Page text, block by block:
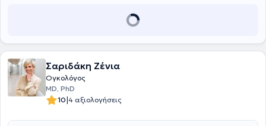
Σαριδάκη Ζένια
Ογκολόγος
MD, PhD
10|4 αξιολογήσεις